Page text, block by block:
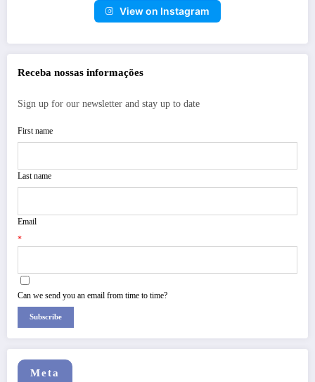
View on Instagram
Receba nossas informações
Sign up for our newsletter and stay up to date
First name
Last name
Email
*
Can we send you an email from time to time?
Subscribe
Meta